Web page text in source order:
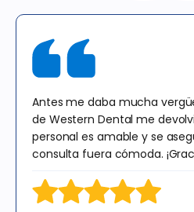
Antes me daba mucha
de Western Dental me
personal es amable y se
consulta fuera cómoda.